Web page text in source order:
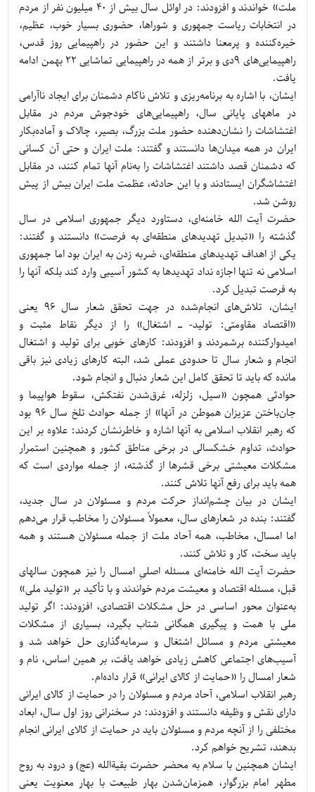
ملت» خواندند و افزودند: در اوائل سال بیش از 40 میلیون نفر از مردم
در انتخابات ریاست جمهوری و شوراها، حضوری بسیار خوب، عظیم،
خیره‌کننده و پرمعنا داشتند و این حضور در راهپیمایی روز قدس،
راهپیمایی‌های 9دی و برتر از همه در راهپیمایی تماشایی 22 بهمن ادامه
یافت.
ایشان، با اشاره به برنامه‌ریزی و تلاش ناکام دشمنان برای ایجاد ناآرامی
در ماههای پایانی سال، راهپیمایی‌های خودجوش مردم در مقابل
اغتشاشات را نشان‌‌دهنده حضور ملت بزرگ، بصیر، چالاک و آماده‌بکار
ایران در همه میدان‌ها دانستند و گفتند: ملت ایران و حتی آن کسانی
که دشمنان قصد داشتند اغتشاشات را به‌نام آنها تمام کنند، در مقابل
اغتشاشگران ایستادند و با این حادثه، عظمت ملت ایران بیش از پیش
روشن شد.
حضرت آیت الله خامنه‌ای، دستاورد دیگر جمهوری اسلامی در سال
گذشته را «تبدیل تهدیدهای منطقه‌ای به فرصت» دانستند و گفتند:
یکی از اهداف تهدیدهای منطقه‌ای، ضربه زدن به ایران بود اما جمهوری
اسلامی نه تنها اجازه نداد تهدیدها به کشور آسیبی وارد کند بلکه آنها را
به فرصت تبدیل کرد.
ایشان، تلاش‌های انجام‌شده در جهت تحقق شعار سال 96 یعنی
«اقتصاد مقاومتی: تولید- ـ اشتغال» را از دیگر نقاط مثبت و
امیدوارکننده برشمردند و افزودند: کارهای خوبی برای تولید و اشتغال
انجام و شعار سال تا حدودی عملی شد، البته کارهای زیادی نیز باقی
مانده که باید تا تحقق کامل این شعار دنبال و انجام شود.
حوادثی همچون «سیل، زلزله، غرق‌شدن نفتکش، سقوط هواپیما و
جان‌باختن عزیزان هموطن در آنها» از جمله حوادث تلخ سال 96 بود
که رهبر انقلاب اسلامی به آنها اشاره و خاطرنشان کردند: علاوه بر این
حوادث، تداوم خشکسالی در برخی مناطق کشور و همچنین استمرار
مشکلات معیشتی برخی قشرها از گذشته، از جمله مواردی است که
همه باید برای رفع آنها تلاش کنند.
ایشان در بیان چشم‌انداز حرکت مردم و مسئولان در سال جدید،
گفتند: بنده در شعارهای سال، معمولاً مسئولان را مخاطب قرار می‌دهم
اما امسال، مخاطب، همه آحاد ملت از جمله مسئولان هستند و همه
باید سخت، کار و تلاش کنند.
حضرت آیت الله خامنه‌ای مسئله اصلیِ امسال را نیز همچون سالهای
قبل، مسئله اقتصاد و معیشت مردم خواندند و با تأکید بر «تولید ملی»
به‌عنوان محور اساسی در حل مشکلات اقتصادی، افزودند: اگر تولید
ملی با همت و پیگیری همگانی شتاب بگیرد، بسیاری از مشکلات
معیشتی مردم و مسائل اشتغال و سرمایه‌گذاری حل خواهد شد و
آسیب‌های اجتماعی کاهش زیادی خواهد یافت، بر همین اساس، نام و
شعار امسال را «حمایت از کالای ایرانی» قرار داده‌ام.
رهبر انقلاب اسلامی، آحاد مردم و مسئولان را در حمایت از کالای ایرانی
دارای نقش و وظیفه دانستند و افزودند: در سخنرانی روز اول سال، ابعاد
مختلفی را از آنچه مردم و مسئولان باید در حمایت از کالای ایرانی انجام
بدهند، تشریح خواهم کرد.
ایشان همچنین با سلام به محضر حضرت بقیة‌الله (عج) و درود به روح
مطهر امام بزرگوار، همزمان‌شدن بهار طبیعت با بهار معنویت یعنی